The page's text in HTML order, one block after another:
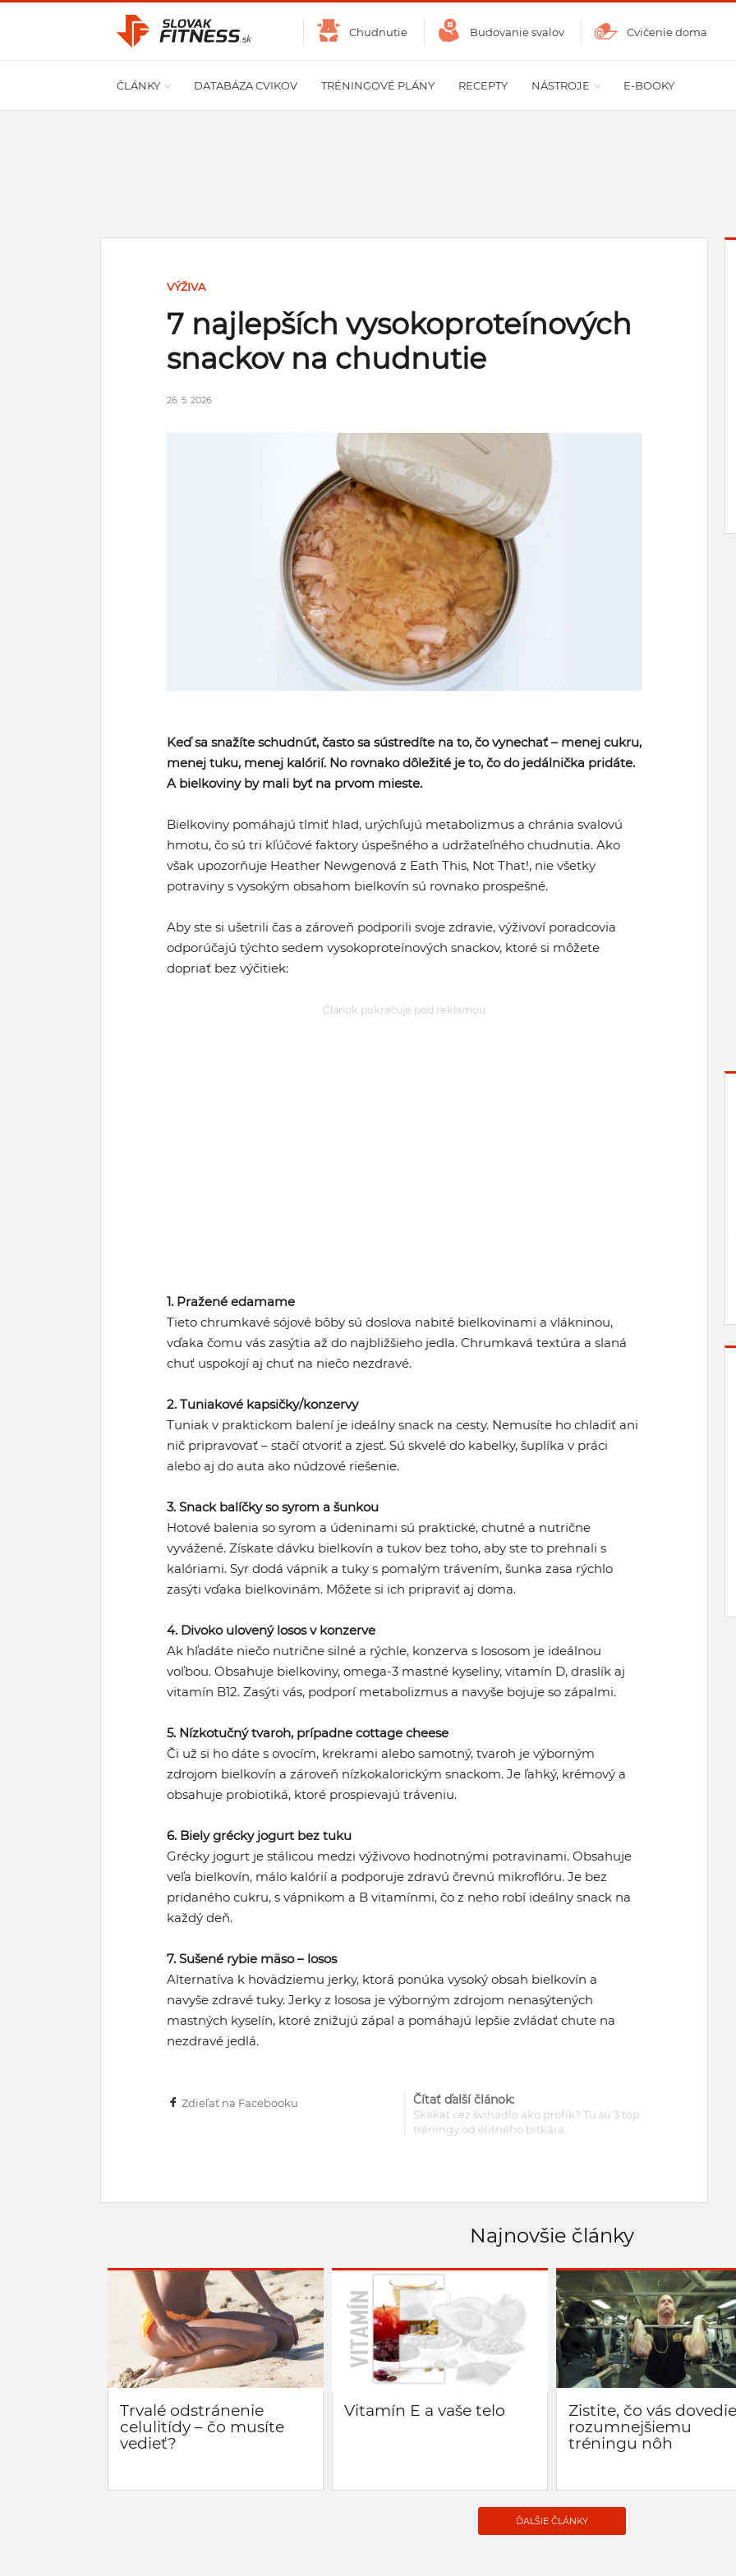
Chudnutie Budovanie svalov Cvičenie doma
ČLÁNKY DATABÁZA CVIKOV TRÉNINGOVÉ PLÁNY RECEPTY NÁSTROJE E-BOOKY
VÝŽIVA
7 najlepších vysokoproteínových
snackov na chudnutie
26. 5. 2026
Keď sa snažíte schudnúť, často sa sústredíte na to, čo vynechať – menej cukru,
menej tuku, menej kalórií. No rovnako dôležité je to, čo do jedálnička pridáte.
A bielkoviny by mali byť na prvom mieste.
Bielkoviny pomáhajú tlmiť hlad, urýchľujú metabolizmus a chránia svalovú
hmotu, čo sú tri kľúčové faktory úspešného a udržateľného chudnutia. Ako
však upozorňuje Heather Newgenová z Eath This, Not That!, nie všetky
potraviny s vysokým obsahom bielkovín sú rovnako prospešné.
Aby ste si ušetrili čas a zároveň podporili svoje zdravie, výživoví poradcovia
odporúčajú týchto sedem vysokoproteínových snackov, ktoré si môžete
dopriať bez výčitiek:
Článok pokračuje pod reklamou
1. Pražené edamame
Tieto chrumkavé sójové bôby sú doslova nabité bielkovinami a vlákninou,
vďaka čomu vás zasýtia až do najbližšieho jedla. Chrumkavá textúra a slaná
chuť uspokojí aj chuť na niečo nezdravé.
2. Tuniakové kapsičky/konzervy
Tuniak v praktickom balení je ideálny snack na cesty. Nemusíte ho chladiť ani
nič pripravovať – stačí otvoriť a zjesť. Sú skvelé do kabelky, šuplíka v práci
alebo aj do auta ako núdzové riešenie.
3. Snack balíčky so syrom a šunkou
Hotové balenia so syrom a údeninami sú praktické, chutné a nutrične
vyvážené. Získate dávku bielkovín a tukov bez toho, aby ste to prehnali s
kalóriami. Syr dodá vápnik a tuky s pomalým trávením, šunka zasa rýchlo
zasýti vďaka bielkovinám. Môžete si ich pripraviť aj doma.
4. Divoko ulovený losos v konzerve
Ak hľadáte niečo nutrične silné a rýchle, konzerva s lososom je ideálnou
voľbou. Obsahuje bielkoviny, omega-3 mastné kyseliny, vitamín D, draslík aj
vitamín B12. Zasýti vás, podporí metabolizmus a navyše bojuje so zápalmi.
5. Nízkotučný tvaroh, prípadne cottage cheese
Či už si ho dáte s ovocím, krekrami alebo samotný, tvaroh je výborným
zdrojom bielkovín a zároveň nízkokalorickým snackom. Je ľahký, krémový a
obsahuje probiotiká, ktoré prospievajú tráveniu.
6. Biely grécky jogurt bez tuku
Grécky jogurt je stálicou medzi výživovo hodnotnými potravinami. Obsahuje
veľa bielkovín, málo kalórií a podporuje zdravú črevnú mikroflóru. Je bez
pridaného cukru, s vápnikom a B vitamínmi, čo z neho robí ideálny snack na
každý deň.
7. Sušené rybie mäso – losos
Alternatíva k hovädziemu jerky, ktorá ponúka vysoký obsah bielkovín a
navyše zdravé tuky. Jerky z lososa je výborným zdrojom nenasýtených
mastných kyselín, ktoré znižujú zápal a pomáhajú lepšie zvládať chute na
nezdravé jedlá.
Čítať ďalší článok:
Skákať cez švihadlo ako profík? Tu sú 3 top
tréningy od elitného bitkára
Zdieľať na Facebooku
Najnovšie články
Trvalé odstránenie
celulitídy – čo musíte
vedieť?
Vitamín E a vaše telo
Zistite, čo vás
rozumnejšiemu
tréningu nôh
ĎALŠIE ČLÁNKY